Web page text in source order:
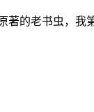
著的老书虫，我